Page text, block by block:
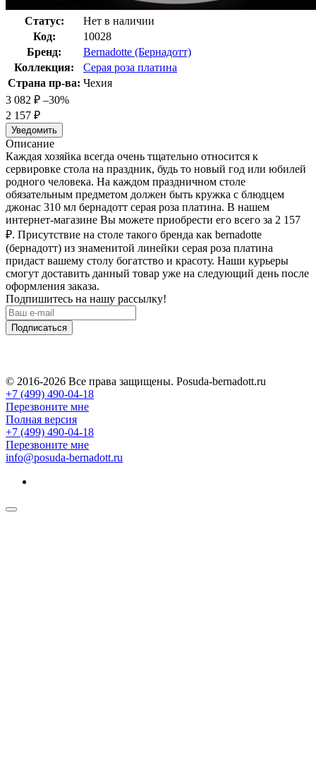
Статус:
Нет в наличии
Код:
10028
Бренд:
Bernadotte (Бернадотт)
Коллекция:
Серая роза платина
Страна пр-ва: Чехия
3 082 ₽ –30%
2 157 ₽
Уведомить
Описание
Каждая хозяйка всегда очень тщательно относится к
сервировке стола на праздник, будь то новый год или юбилей
родного человека. На каждом праздничном столе
обязательным предметом должен быть кружка с блюдцем
джонас 310 мл бернадотт серая роза платина. В нашем
интернет-магазине Вы можете приобрести его всего за 2 157
₽. Присутствие на столе такого бренда как bernadotte
(бернадотт) из знаменитой линейки серая роза платина
придаст вашему столу богатство и красоту. Наши курьеры
смогут доставить данный товар уже на следующий день после
оформления заказа.
Подпишитесь на нашу рассылку!
Подписаться
© 2016-2026 Все права защищены. Posuda-bernadott.ru
+7 (499) 490-04-18
Перезвоните мне
Полная версия
+7 (499) 490-04-18
Перезвоните мне
info@posuda-bernadott.ru